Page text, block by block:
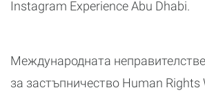
Instagram Experience Abu Dhabi.
Международната
за застъпничество Human Rights